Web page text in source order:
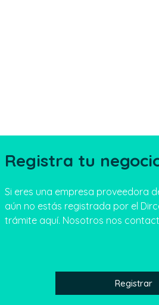
Registra tu
Si eres una empresa proveedora
aún no estás registrada por el
trámite aquí. Nosotros nos
Registrar